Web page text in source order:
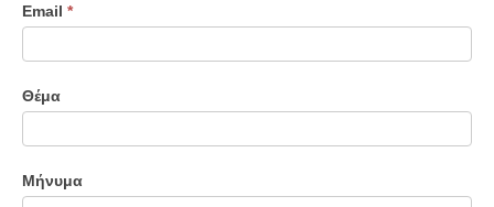
Email *
Θέμα
Μήνυμα